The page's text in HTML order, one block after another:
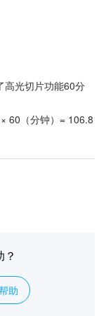
高光切片功能60分
60（分钟）= 106.8
助